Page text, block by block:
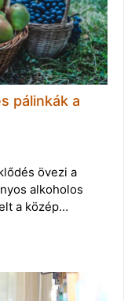
pálinkák a
övezi a
alkoholos
a közép…